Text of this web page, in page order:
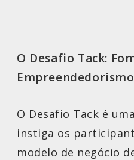
O Desafio Tack:
O Desafio Tack é
instiga os
modelo de negócio